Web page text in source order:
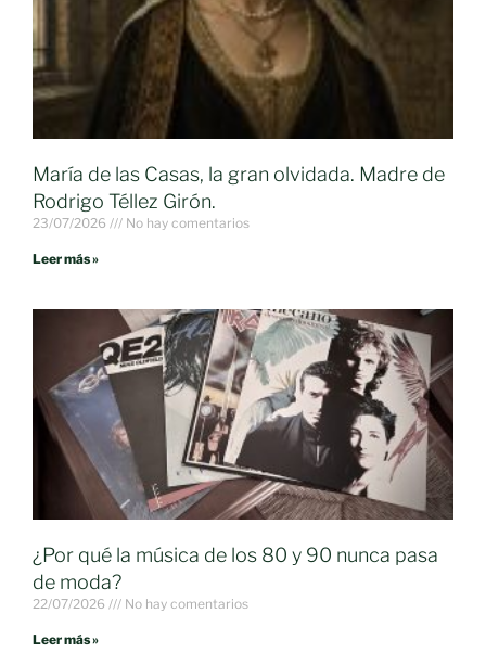
María de las Casas, la gran olvidada. Madre de
Rodrigo Téllez Girón.
23/07/2026 No hay comentarios
Leer más »
¿Por qué la música de los 80 y 90 nunca pasa
de moda?
22/07/2026 No hay comentarios
Leer más »